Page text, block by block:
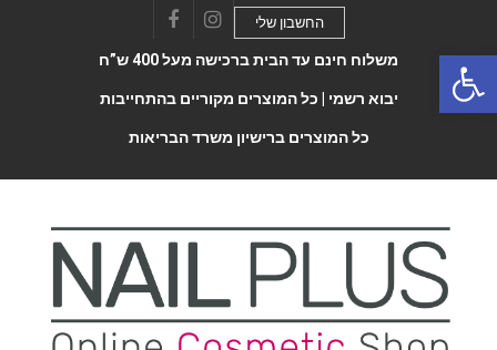
FacebookInstagram
החשבון שלי
משלוח חינם עד הבית ברכישה מעל 400 ש”ח
יבוא רשמי | כל המוצרים מקוריים בהתחייבות
כל המוצרים ברישיון משרד הבריאות